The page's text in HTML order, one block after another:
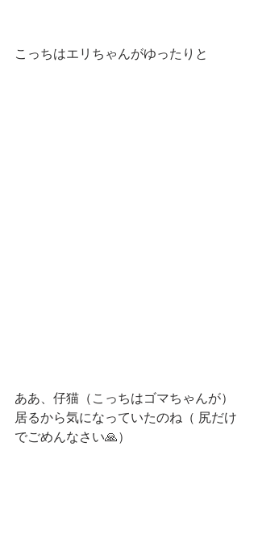
こっちはエリちゃんがゆったりと
ああ、仔猫（こっちはゴマちゃんが）
居るから気になっていたのね（ 尻だけ
でごめんなさい🙏）